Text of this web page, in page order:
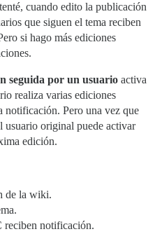
cuando edito la publicación
que siguen el tema reciben
si hago más ediciones
seguida por un usuario activa
realiza varias ediciones
notificación. Pero una vez que
usuario original puede activar
edición.
de la wiki.
notificación.